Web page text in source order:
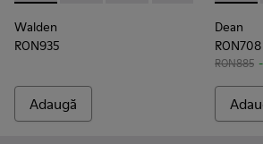
Walden
RON935
Adaugă
Dean
RON708
RON885